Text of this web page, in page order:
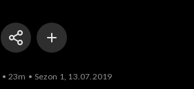
23m Sezon 1, 13.07.2019